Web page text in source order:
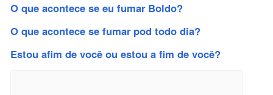
O que acontece se eu fumar Boldo?
O que acontece se fumar pod todo dia?
Estou afim de você ou estou a fim de você?